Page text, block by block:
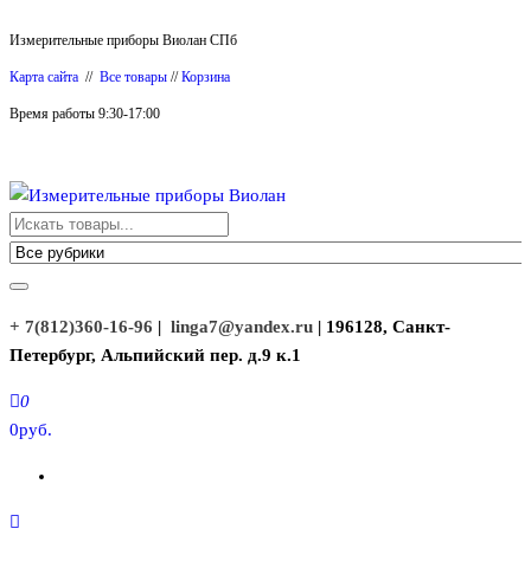
к
содержимому
Измерительные приборы Виолан СПб
Карта сайта // Все товары //Корзина
Время работы 9:30-17:00
Измерительные приборы Виолан
+ 7(812)360-16-96 | linga7@yandex.ru | 196128, Санкт-
Петербург, Альпийский пер. д.9 к.1
0
0руб.